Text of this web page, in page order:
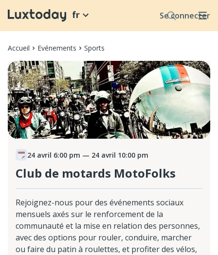
Se connecter
fr
Accueil Evénements Sports
24 avril 6:00 pm — 24 avril 10:00 pm
Club de motards MotoFolks
Rejoignez-nous pour des événements sociaux
mensuels axés sur le renforcement de la
communauté et la mise en relation des personnes,
avec des options pour rouler, conduire, marcher
ou faire du patin à roulettes, et profiter des vélos,